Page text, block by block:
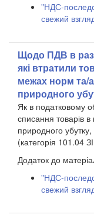
"НДС-
свежий
Щодо ПДВ в
які втратили
межах норм та/
природного
Як в податковому
списання товарів
природного
(категорія 101.04
Додаток до
"НДС-
свежий